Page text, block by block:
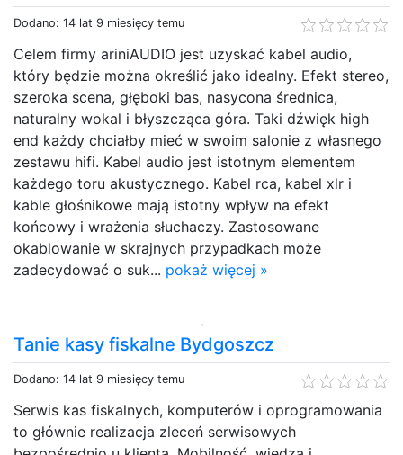
Dodano: 14 lat 9 miesięcy temu
Celem firmy ariniAUDIO jest uzyskać kabel audio,
który będzie można określić jako idealny. Efekt stereo,
szeroka scena, głęboki bas, nasycona średnica,
naturalny wokal i błyszcząca góra. Taki dźwięk high
end każdy chciałby mieć w swoim salonie z własnego
zestawu hifi. Kabel audio jest istotnym elementem
każdego toru akustycznego. Kabel rca, kabel xlr i
kable głośnikowe mają istotny wpływ na efekt
końcowy i wrażenia słuchaczy. Zastosowane
okablowanie w skrajnych przypadkach może
zadecydować o suk... pokaż więcej »
Tanie kasy fiskalne Bydgoszcz
Dodano: 14 lat 9 miesięcy temu
Serwis kas fiskalnych, komputerów i oprogramowania
to głównie realizacja zleceń serwisowych